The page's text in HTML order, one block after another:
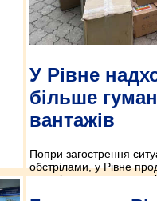
У Рівне
більше
вантажів
Попри загострення
обстрілами, у Рівне
гуманітарна допомога